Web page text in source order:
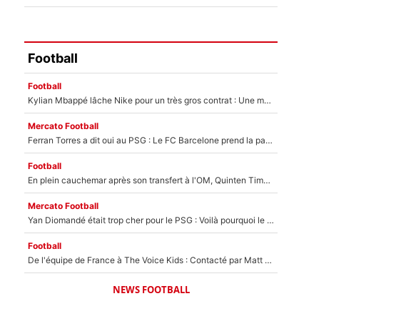
Football
Football
Kylian Mbappé lâche Nike pour un très gros contrat : Une marque «inattendue» va frapper très fort
Mercato Football
Ferran Torres a dit oui au PSG : Le FC Barcelone prend la parole alors qu'un transfert de l'attaquant espagnol prend forme
Football
En plein cauchemar après son transfert à l'OM, Quinten Timber raconte ses doutes après sa signature à Marseille
Mercato Football
Yan Diomandé était trop cher pour le PSG : Voilà pourquoi le Real Madrid a accepté de payer la somme record de 140M€ pour boucler son transfert !
Football
De l'équipe de France à The Voice Kids : Contacté par Matt Pokora, Kylian Mbappé a accepté de jouer un rôle inédit sur TF1 !
NEWS FOOTBALL